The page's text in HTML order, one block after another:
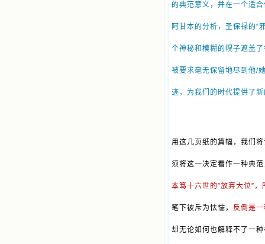
的典范意义，并在一个适
阿甘本的分析，圣保禄的“
个神秘和模糊的幌子遮盖
被要求毫无保留地尽到他/
迹，为我们的时代提供了
用这几页纸的篇幅，我们
须将这一决定看作一种典
本笃十六世的”放弃大位”
笔下被斥为怯懦， 反倒是
却无论如何也解释不了一